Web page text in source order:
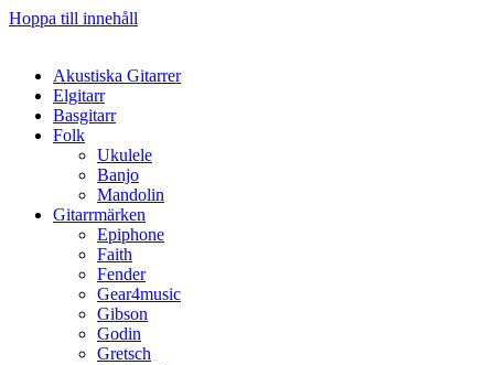
Hoppa till innehåll
Akustiska Gitarrer
Elgitarr
Basgitarr
Folk
Ukulele
Banjo
Mandolin
Gitarrmärken
Epiphone
Faith
Fender
Gear4music
Gibson
Godin
Gretsch